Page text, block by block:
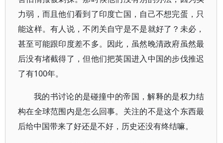
力弱，而且他们看到了印度亡国，自己不想完蛋，只
能这样。有人说，不闭关自守是不是就好了？未必，
甚至可能跟印度差不多。因此，虽然晚清政府虽然最
后没有堵截得了，但他们把英国进入中国的步伐推迟
了有100年。
我的书讨论的是碰撞中的帝国，解释的是权力结
构在全球范围内是怎么回事。关注的不是这个东西最
后给中国带来了好还是不好，历史还没有终结嘛。